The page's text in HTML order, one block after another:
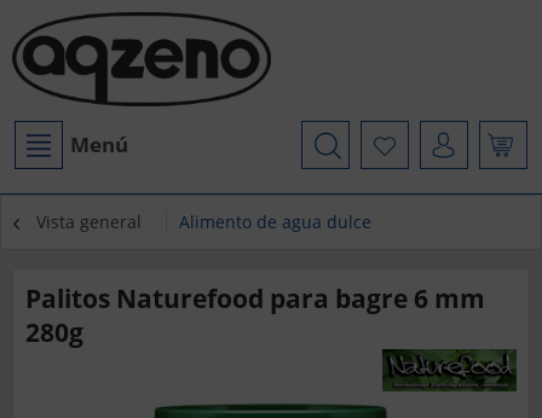
Menú
Vista general Alimento de agua dulce
Palitos Naturefood para bagre 6 mm
280g